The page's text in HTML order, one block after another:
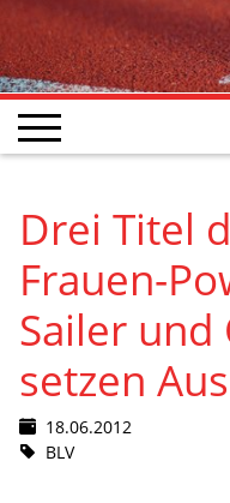
Drei Titel
Frauen-
Sailer
setzen
18.06.2012
BLV